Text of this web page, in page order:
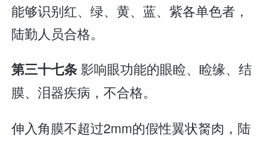
能够识别红、绿、黄、蓝、紫各单色者，
陆勤人员合格。
第三十七条影响眼功能的眼睑、睑缘、结
膜、泪器疾病，不合格。
伸入角膜不超过2mm的假性翼状胬肉，陆